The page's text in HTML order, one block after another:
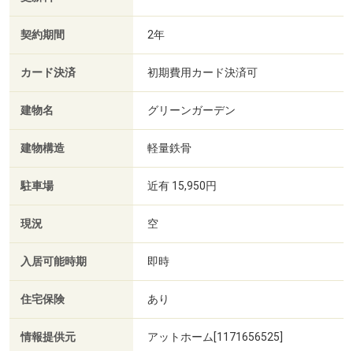
契約期間 2年
カード決済 初期費用カード決済可
建物名 グリーンガーデン
建物構造 軽量鉄骨
駐車場 近有 15,950円
現況 空
入居可能時期 即時
住宅保険 あり
情報提供元 アットホーム[1171656525]